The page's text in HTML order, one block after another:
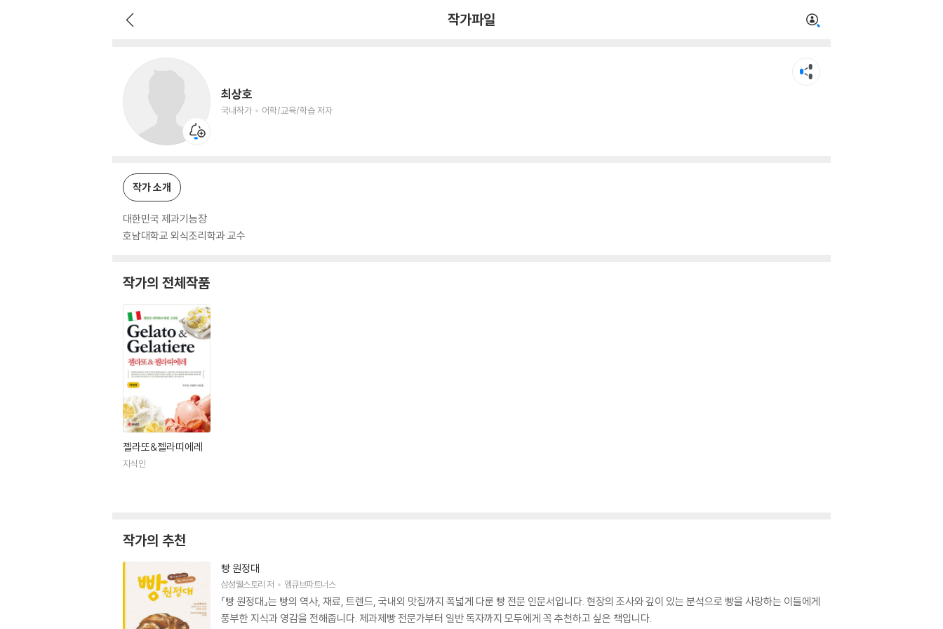
작가파일
최상호
국내작가 어학/교육/학습 저자
작가 소개
대한민국 제과기능장
호남대학교 외식조리학과 교수
작가의 전체작품
젤라또&젤라띠에레
지식인
작가의 추천
빵 원정대
삼성웰스토리저 엠큐브파트너스
『빵 원정대』는 빵의 역사, 재료, 트렌드, 국내외 맛집까지 폭넓게 다룬 빵 전문 인문서입니다. 현장의 조사와 깊이 있는 분석으로 빵을 사랑하는 이들에게
풍부한 지식과 영감을 전해줍니다. 제과제빵 전문가부터 일반 독자까지 모두에게 꼭 추천하고 싶은 책입니다.